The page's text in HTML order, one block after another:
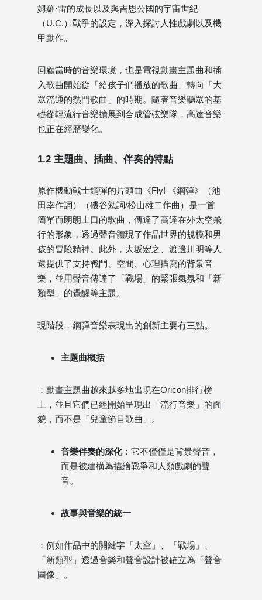
姆羅·雷的成長以及與吉恩公國的宇宙世紀
（U.C.）戰爭的設定，深入探討人性戲劇以及機
甲動作。
回顧當時的音樂環境，也是電視動畫主題曲和插
入歌曲開始從「給孩子們播放的歌曲」轉向「大
眾流通的熱門歌曲」的時期。隨著音樂聽眾的基
礎從輕流行音樂擴展到合成管弦樂隊，高達音樂
也正在經歷變化。
1.2 主題曲、插曲、伴奏的特點
原作機動戰士鋼彈的片頭曲《Fly! 《鋼彈》（池
田幸作詞）（磯谷勉詞/松山雄二作曲）是一首
簡單而朗朗上口的歌曲，傳達了高達在外太空飛
行的形象，透過聲音體現了作品世界的規模和男
孩的冒險精神。此外，大坂宏之、渡邊川明等人
還提供了支持戰鬥、空間、心理描寫的背景音
樂，並用聲音傳達了「戰場」的緊張氣氛和「新
類型」的覺醒等主題。
現階段，鋼彈音樂表現出的創新主要有三點。
主題曲概括
：動畫主題曲越來越多地出現在Oricon排行榜
上，並且它們已經開始呈現出「流行音樂」的面
貌，而不是「兒童節目歌曲」。
音樂伴奏的深化：它不僅僅是背景聲音，
而是被建構為描繪戰爭和人類戲劇的聲
音。
故事與音樂的統一
：例如作品中的關鍵字「太空」、「戰場」、
「新類型」透過音樂和聲音設計被確立為「聲音
圖像」。